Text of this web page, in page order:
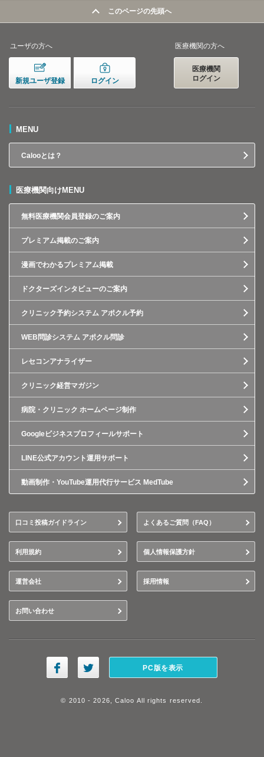
このページの先頭へ
ユーザの方へ
新規ユーザ登録 ログイン
医療機関の方へ
医療機関
ログイン
MENU
Calooとは？
医療機関向けMENU
無料医療機関会員登録のご案内
プレミアム掲載のご案内
漫画でわかるプレミアム掲載
ドクターズインタビューのご案内
クリニック予約システム アポクル予約
WEB問診システム アポクル問診
レセコンアナライザー
クリニック経営マガジン
病院・クリニック ホームページ制作
Googleビジネスプロフィールサポート
LINE公式アカウント運用サポート
動画制作・YouTube運用代行サービス MedTube
口コミ投稿ガイドライン よくあるご質問（FAQ）
利用規約 個人情報保護方針
運営会社 採用情報
お問い合わせ
PC版を表示
© 2010 - 2026, Caloo All rights reserved.